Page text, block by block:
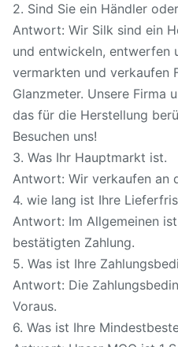
2. Sind Sie ein Händler
Antwort: Wir Silk sind ein
und entwickeln, entwerfen
vermarkten und verkaufen
Glanzmeter. Unsere Firma
das für die Herstellung
Besuchen uns!
3. Was Ihr Hauptmarkt ist.
Antwort: Wir verkaufen an
4. wie lang ist Ihre
Antwort: Im Allgemeinen
bestätigten Zahlung.
5. Was ist Ihre
Antwort: Die
Voraus.
6. Was ist Ihre